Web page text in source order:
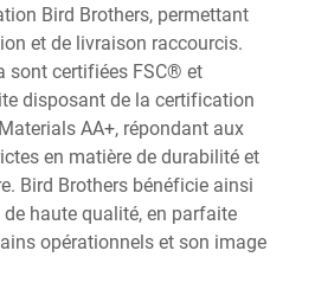
Bird Brothers, permettant
et de livraison raccourcis.
sont certifiées FSC® et
disposant de la certification
AA+, répondant aux
en matière de durabilité et
Bird Brothers bénéficie ainsi
haute qualité, en parfaite
opérationnels et son image